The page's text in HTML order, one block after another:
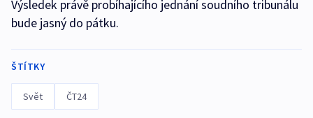
Výsledek právě probíhajícího jednání soudního tribunálu
bude jasný do pátku.
ŠTÍTKY
Svět ČT24